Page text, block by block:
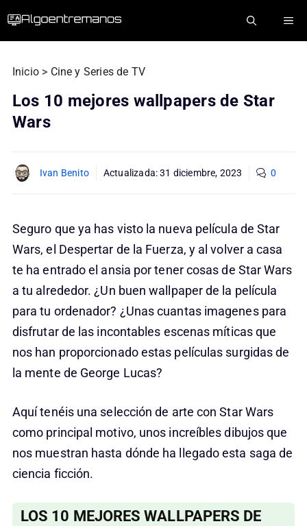
Inicio > Cine y Series de TV
Los 10 mejores wallpapers de Star
Wars
Ivan Benito Actualizada:31 diciembre, 2023 0
Seguro que ya has visto la nueva película de Star
Wars, el Despertar de la Fuerza, y al volver a casa
te ha entrado el ansia por tener cosas de Star Wars
a tu alrededor. ¿Un buen wallpaper de la película
para tu ordenador? ¿Unas cuantas imagenes para
disfrutar de las incontables escenas míticas que
nos han proporcionado estas películas surgidas de
la mente de George Lucas?
Aquí tenéis una selección de arte con Star Wars
como principal motivo, unos increíbles dibujos que
nos muestran hasta dónde ha llegado esta saga de
ciencia ficción.
LOS 10 MEJORES WALLPAPERS DE